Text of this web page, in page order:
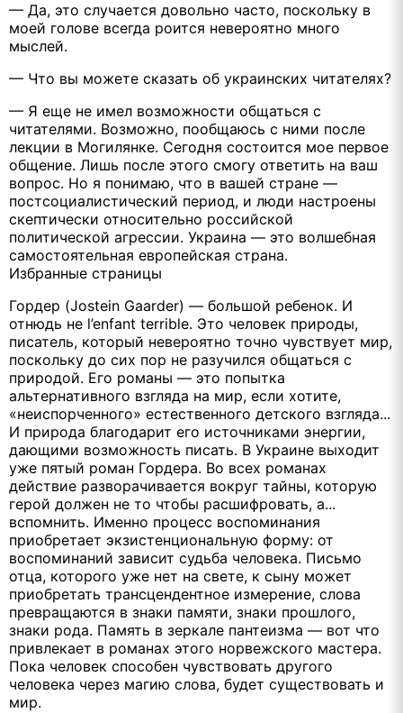
— Да, это случается довольно часто, поскольку в
моей голове всегда роится невероятно много
мыслей.
— Что вы можете сказать об украинских читателях?
— Я еще не имел возможности общаться с
читателями. Возможно, пообщаюсь с ними после
лекции в Могилянке. Сегодня состоится мое первое
общение. Лишь после этого смогу ответить на ваш
вопрос. Но я понимаю, что в вашей стране —
постсоциалистический период, и люди настроены
скептически относительно российской
политической агрессии. Украина — это волшебная
самостоятельная европейская страна.
Избранные страницы
Гордер (Jostein Gaarder) — большой ребенок. И
отнюдь не l’enfant terrible. Это человек природы,
писатель, который невероятно точно чувствует мир,
поскольку до сих пор не разучился общаться с
природой. Его романы — это попытка
альтернативного взгляда на мир, если хотите,
«неиспорченного» естественного детского взгляда...
И природа благодарит его источниками энергии,
дающими возможность писать. В Украине выходит
уже пятый роман Гордера. Во всех романах
действие разворачивается вокруг тайны, которую
герой должен не то чтобы расшифровать, а...
вспомнить. Именно процесс воспоминания
приобретает экзистенциональную форму: от
воспоминаний зависит судьба человека. Письмо
отца, которого уже нет на свете, к сыну может
приобретать трансцендентное измерение, слова
превращаются в знаки памяти, знаки прошлого,
знаки рода. Память в зеркале пантеизма — вот что
привлекает в романах этого норвежского мастера.
Пока человек способен чувствовать другого
человека через магию слова, будет существовать и
мир.